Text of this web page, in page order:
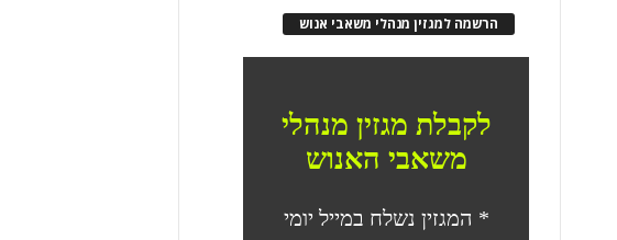
הרשמה למגזין מנהלי משאבי אנוש